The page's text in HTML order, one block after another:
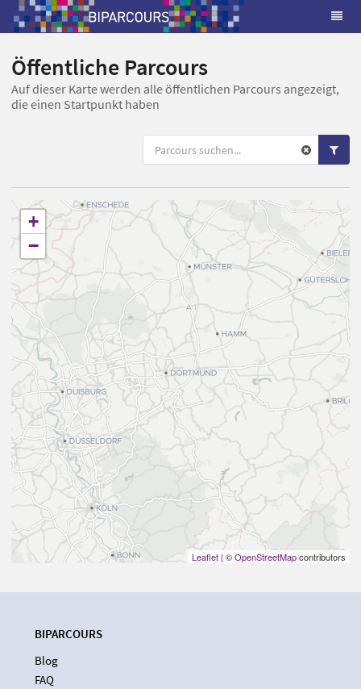
Öffentliche Parcours
Auf dieser Karte werden alle öffentlichen Parcours angezeigt,
die einen Startpunkt haben
+
−
Leaflet | ©OpenStreetMapcontributors
BIPARCOURS
Blog
FAQ